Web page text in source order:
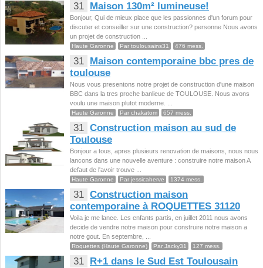
31 Maison 130m² lumineuse!
Bonjour, Qui de mieux place que les passionnes d'un forum pour
discuter et conseiller sur une construction? personne Nous avons
un projet de construction ...
Haute Garonne Par toulousains31 476 mess.
31
Maison contemporaine bbc pres de
toulouse
Nous vous presentons notre projet de construction d'une maison
BBC dans la tres proche banlieue de TOULOUSE. Nous avons
voulu une maison plutot moderne. ...
Haute Garonne Par chakatom 657 mess.
31 Construction maison au sud de
Toulouse
Bonjour a tous, apres plusieurs renovation de maisons, nous nous
lancons dans une nouvelle aventure : construire notre maison A
defaut de l'avoir trouve ...
Haute Garonne Par jessicaherve 1374 mess.
31 Construction maison
contemporaine à ROQUETTES 31120
Voila je me lance. Les enfants partis, en juillet 2011 nous avons
decide de vendre notre maison pour construire notre maison a
notre gout. En septembre, ...
Roquettes (Haute Garonne) Par Jacky31 127 mess.
31 R+1 dans le Sud Est Toulousain